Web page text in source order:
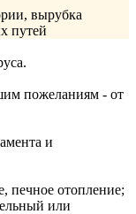
вырубка
путей
пожеланиям - от
и
печное отопление;
или